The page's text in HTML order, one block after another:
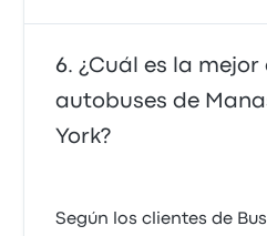
¿Cuál es la
autobuses de
York?
Según los clientes de